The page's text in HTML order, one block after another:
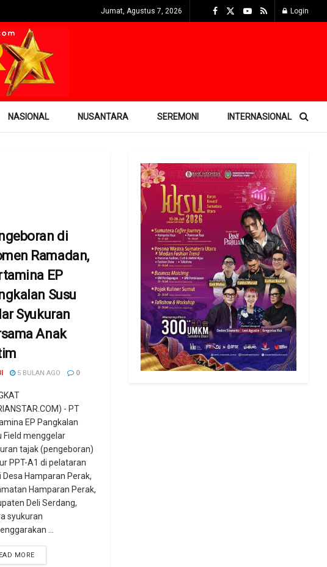
Jumat, Agustus 7, 2026 Login
NASIONAL NUSANTARA SEREMONI INTERNASIONAL
di
Ramadan,
EP
Susu
Syukuran
Anak
5 BULAN AGO 0
- PT
EP Pangkalan
Field menggelar
tajak (pengeboran)
PPT-A1 di pelataran
Desa Hamparan Perak,
Hamparan Perak,
Deli Serdang,
syukuran
...
MORE